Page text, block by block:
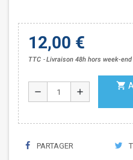
12,00 €
TTC Livraison 48h hors week-end
remove add
shopping_cart
PARTAGER